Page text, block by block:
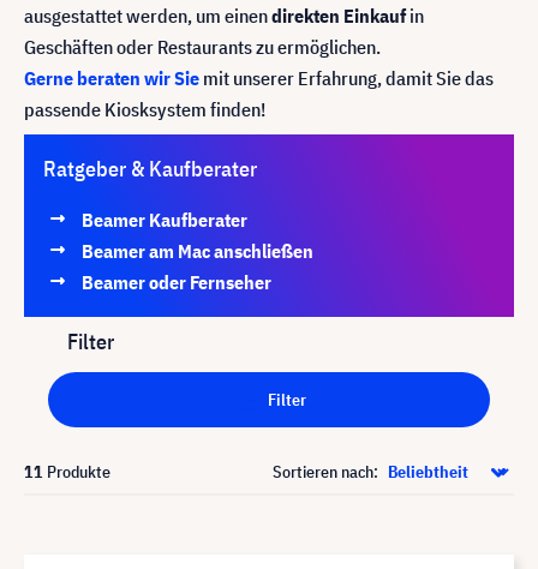
ausgestattet werden, um einendirekten Einkaufin
Geschäften oder Restaurants zu ermöglichen.
Gerne beraten wir Sie mit unserer Erfahrung, damit Sie das
passende Kiosksystem finden!
Ratgeber & Kaufberater
Beamer Kaufberater
Beamer am Mac anschließen
Beamer oder Fernseher
Filter
Filter
11 Produkte Sortieren nach: